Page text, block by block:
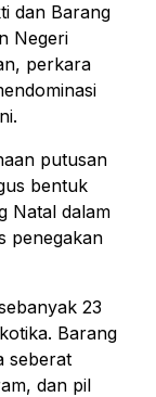
dan Barang
Negeri
perkara
putusan
bentuk
Natal dalam
penegakan
23
Barang
seberat
dan pil